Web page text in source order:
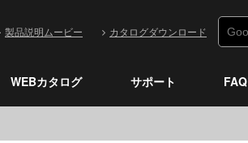
製品説明ムービー カタログダウンロード
WEBカタログ サポート FAQ